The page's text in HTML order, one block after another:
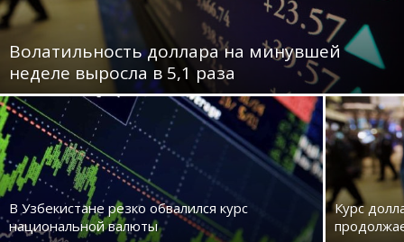
Волатильность доллара на минувшей
неделе выросла в 5,1 раза
В Узбекистане резко обвалился курс
национальной валюты
Курс